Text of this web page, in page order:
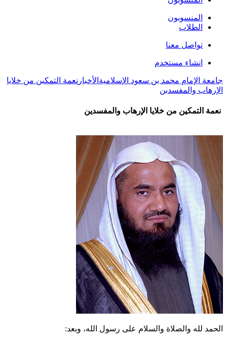
المنسوبون
الطلاب
تواصل معنا
انشاء مستخدم
جامعة الإمام محمد بن سعود الإسلامية الأخبار نعمة التمكين من خلايا
الإرهاب والمفسدين
نعمة التمكين من خلايا الإرهاب والمفسدين
الحمد لله والصلاة والسلام على رسول الله، وبعد: